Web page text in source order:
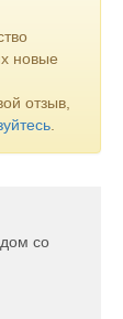
новые
отзыв,
со